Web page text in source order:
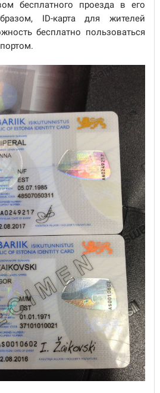
бесплатного проезда в его
ID-карта для жителей
бесплатно пользоваться